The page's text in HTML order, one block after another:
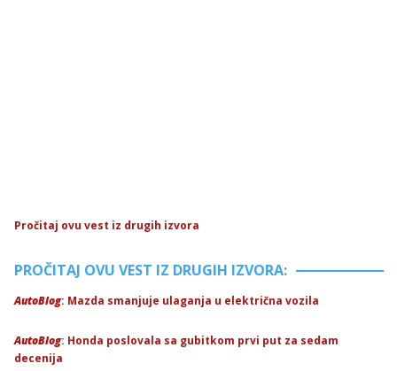
Pročitaj ovu vest iz drugih izvora
PROČITAJ OVU VEST IZ DRUGIH IZVORA:
AutoBlog: Mazda smanjuje ulaganja u električna vozila
AutoBlog: Honda poslovala sa gubitkom prvi put za sedam
decenija